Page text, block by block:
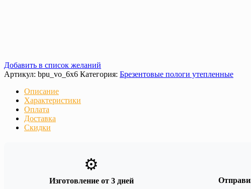
Добавить в список желаний
Артикул: bpu_vo_6х6 Категория: Брезентовые пологи утепленные
Описание
Характеристики
Оплата
Доставка
Скидки
⚙️
Изготовление от 3 дней